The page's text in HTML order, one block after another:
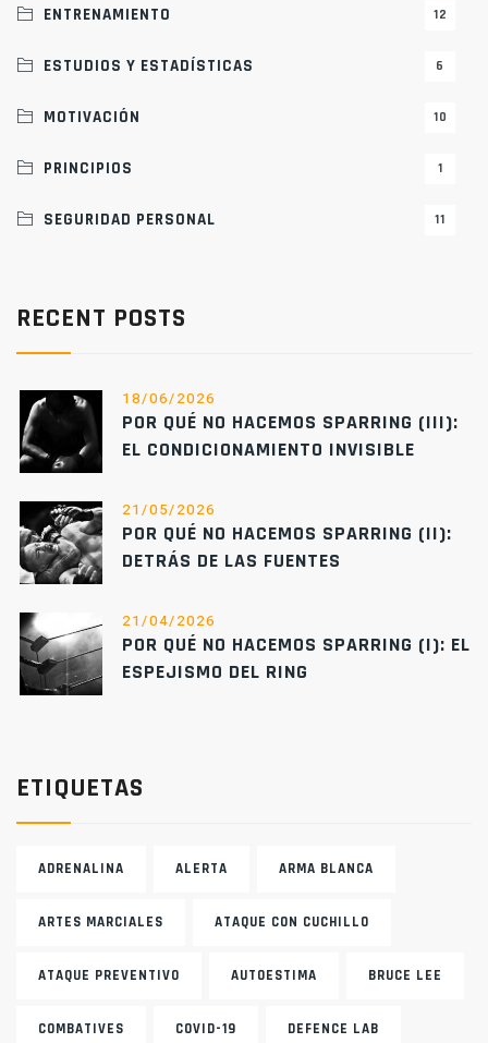
ENTRENAMIENTO 12
ESTUDIOS Y ESTADÍSTICAS 6
MOTIVACIÓN 10
PRINCIPIOS 1
SEGURIDAD PERSONAL 11
RECENT POSTS
18/06/2026
POR QUÉ NO HACEMOS SPARRING (III):
EL CONDICIONAMIENTO INVISIBLE
21/05/2026
POR QUÉ NO HACEMOS SPARRING (II):
DETRÁS DE LAS FUENTES
21/04/2026
POR QUÉ NO HACEMOS SPARRING (I): EL
ESPEJISMO DEL RING
ETIQUETAS
ADRENALINA ALERTA ARMA BLANCA
ARTES MARCIALES ATAQUE CON CUCHILLO
ATAQUE PREVENTIVO AUTOESTIMA BRUCE LEE
COMBATIVES COVID-19 DEFENCE LAB